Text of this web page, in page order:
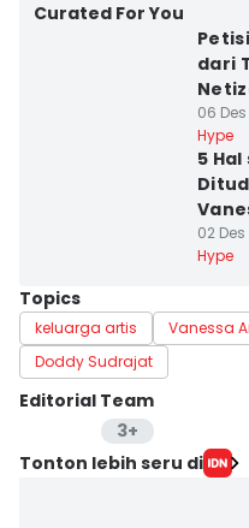
Curated For You
dari
06 Des
Hype
5
02 Des
Hype
Topics
keluarga artis Vanessa
Doddy Sudrajat
Editorial Team
3+
Editor
Tonton lebih seru di